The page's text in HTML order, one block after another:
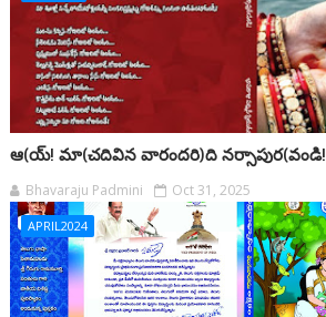
ఆ(య్! మా(చదివిన వారందరి)ది నర్సాపుర(వండి!
Bhavaraju Padmini Oct 31, 2025
APRIL2024